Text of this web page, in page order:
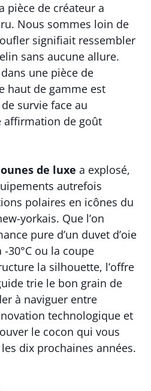
pièce de créateur a
Nous sommes loin de
signifiait ressembler
sans aucune allure.
une pièce de
haut de gamme est
survie face au
affirmation de goût
de luxe a explosé,
autrefois
polaires en icônes du
yorkais. Que l’on
pure d’un duvet d’oie
30°C ou la coupe
la silhouette, l’offre
trie le bon grain de
à naviguer entre
technologique et
le cocon qui vous
dix prochaines années.